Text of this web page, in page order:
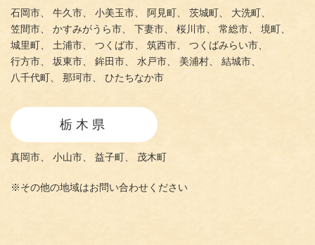
石岡市、 牛久市、 小美玉市、 阿見町、 茨城町、
大洗町、
笠間市、
かすみがうら市、 下妻市、 桜川市、 常総市、
境町、
城里町、
土浦市、 つくば市、 筑西市、
つくばみらい市、
行方市、
坂東市、 鉾田市、 水戸市、 美浦村、
結城市、
八千代町、
那珂市、 ひたちなか市
栃木県
真岡市、 小山市、 益子町、 茂木町
※その他の地域はお問い合わせください